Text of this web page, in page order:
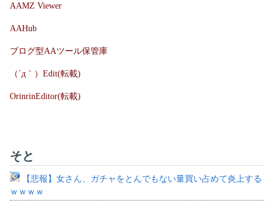
AAMZ Viewer
AAHub
ブログ型AAツール保管庫
（´д｀）Edit(転載)
OrinrinEditor(転載)
そと
【悲報】女さん、ガチャをとんでもない量買い占めて炎上する
ｗｗｗｗ